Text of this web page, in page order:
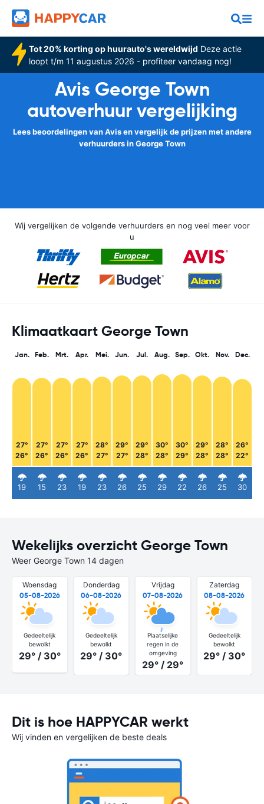
Tot 20% korting op huurauto's wereldwijd Deze actie
loopt t/m 11 augustus 2026 - profiteer vandaag nog!
Avis George Town
autoverhuur vergelijking
Lees beoordelingen van Avis en vergelijk de prijzen met andere
verhuurders in George Town
Wij vergelijken de volgende verhuurders en nog veel meer voor
u
Klimaatkaart George Town
Jan.
27°
26°
19
Feb.
27°
26°
15
Mrt.
27°
26°
23
Apr.
27°
26°
19
Mei.
28°
27°
23
Jun.
29°
27°
26
Jul.
29°
28°
25
Aug.
30°
28°
29
Sep.
30°
29°
22
Okt.
29°
28°
26
Nov.
28°
28°
25
Dec.
26°
22°
30
Wekelijks overzicht George Town
Weer George Town 14 dagen
Woensdag
05-08-2026
Gedeeltelijk
bewolkt
29° / 30°
Donderdag
06-08-2026
Gedeeltelijk
bewolkt
29° / 30°
Vrijdag
07-08-2026
Plaatselijke
regen in de
omgeving
29° / 29°
Zaterdag
08-08-2026
Gedeeltelijk
bewolkt
29° / 30°
Dit is hoe HAPPYCAR werkt
Wij vinden en vergelijken de beste deals